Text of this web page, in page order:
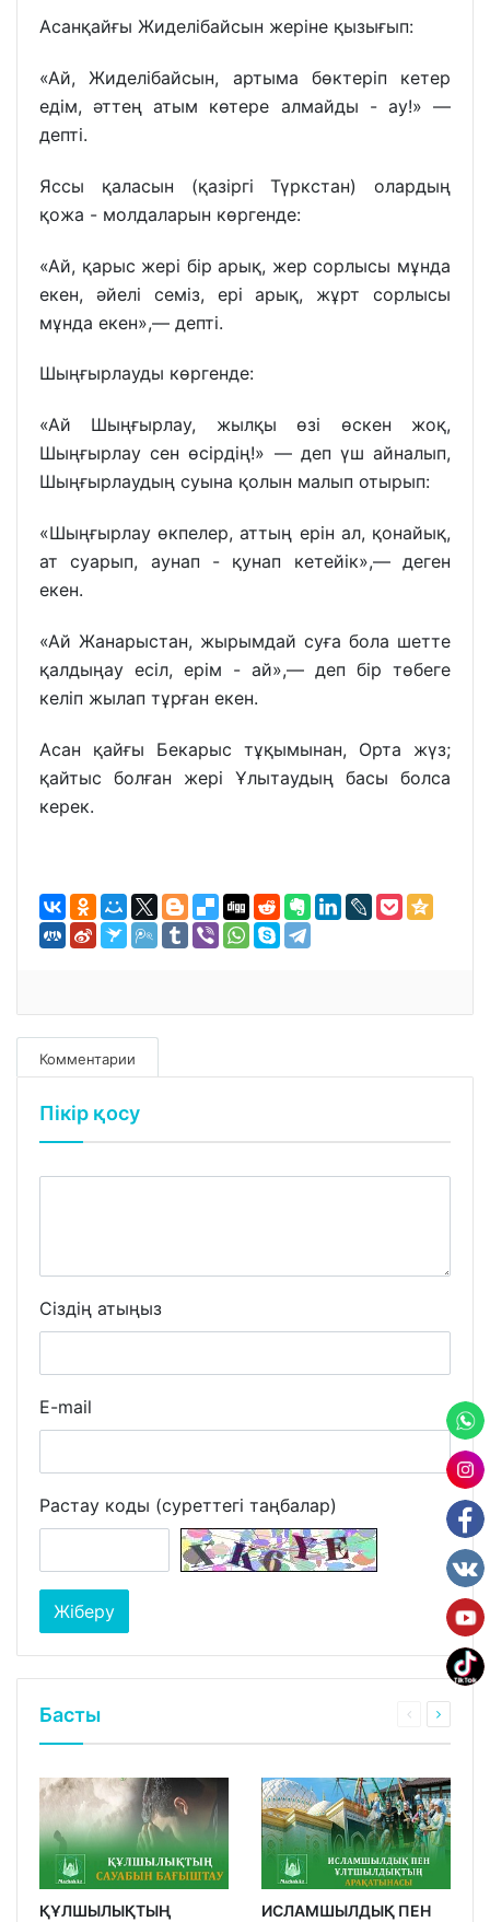
Асанқайғы Жиделібайсын жеріне қызығып:
«Ай, Жиделібайсын, артыма бөктеріп кетер
едім, әттең атым көтере алмайды - ау!» —
депті.
Яссы қаласын (қазіргі Түркстан) олардың
қожа - молдаларын көргенде:
«Ай, қарыс жері бір арық, жер сорлысы мұнда
екен, әйелі семіз, ері арық, жұрт сорлысы
мұнда екен»,— депті.
Шыңғырлауды көргенде:
«Ай Шыңғырлау, жылқы өзі өскен жоқ,
Шыңғырлау сен өсірдің!» — деп үш айналып,
Шыңғырлаудың суына қолын малып отырып:
«Шыңғырлау өкпелер, аттың ерін ал, қонайық,
ат суарып, аунап - қунап кетейік»,— деген
екен.
«Ай Жанарыстан, жырымдай суға бола шетте
қалдыңау есіл, ерім - ай»,— деп бір төбеге
келіп жылап тұрған екен.
Асан қайғы Бекарыс тұқымынан, Орта жүз;
қайтыс болған жері Ұлытаудың басы болса
керек.
Комментарии
Пікір қосу
Сіздің атыңыз
E-mail
Растау коды (суреттегі таңбалар)
Басты
ҚҰЛШЫЛЫҚТЫҢ ИСЛАМШЫЛДЫҚ ПЕН